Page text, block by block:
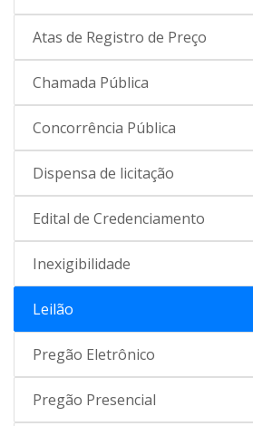
Atas de Registro de Preço
Chamada Pública
Concorrência Pública
Dispensa de licitação
Edital de Credenciamento
Inexigibilidade
Leilão
Pregão Eletrônico
Pregão Presencial